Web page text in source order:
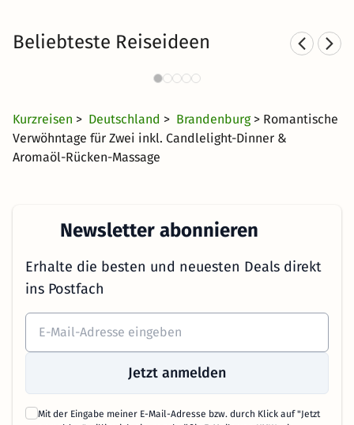
Beliebteste Reiseideen
Sporthotels in Brandenburg
434 Angebote
Kurzreisen > Deutschland > Brandenburg > Romantische
Verwöhntage für Zwei inkl. Candlelight-Dinner &
Aromaöl-Rücken-Massage
Newsletter abonnieren
Erhalte die besten und neuesten Deals direkt
ins Postfach
Jetzt anmelden
Mit der Eingabe meiner E-Mail-Adresse bzw. durch Klick auf "Jetzt